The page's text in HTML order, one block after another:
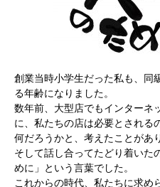
創業当時小学生だった私も、同
る年齢になりました。
数年前、大型店でもインターネ
に、私たちの店は必要とされる
何だろうかと、考えたことがあ
そして話し合ってたどり着いた
めに」という言葉でした。
これからの時代、私たちに求め